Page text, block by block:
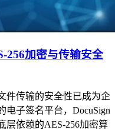
256加密与传输安全
件传输的安全性已成为企
电子签名平台，DocuSign
层依赖的AES-256加密算